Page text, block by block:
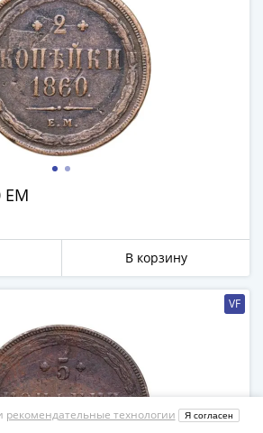
ЕМ
В корзину
VF
рекомендательные технологии Я согласен